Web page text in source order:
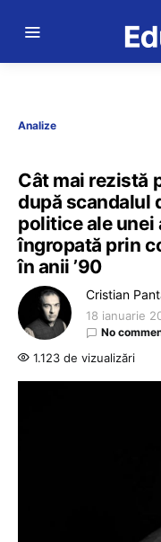
Analize
Cât mai rezistă
după scandalul
politice ale unei
îngropată prin
în anii ’90
Cristian
18 ianuarie
No
1.123 de vizualizări